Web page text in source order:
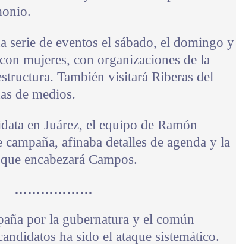
serie de eventos el sábado, el domingo y
mujeres, con organizaciones de la
También visitará Riberas del
de medios.
en Juárez, el equipo de Ramón
afinaba detalles de agenda y la
encabezará Campos.
………………
por la gubernatura y el común
ha sido el ataque sistemático.